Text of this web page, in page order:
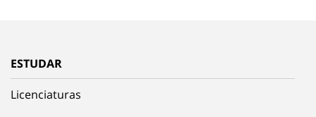
ESTUDAR
Licenciaturas